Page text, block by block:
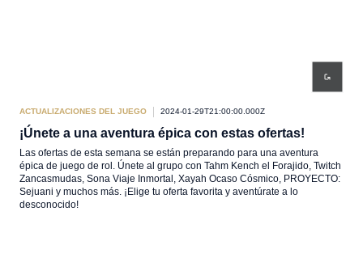
ACTUALIZACIONES DEL JUEGO 2024-01-29T21:00:00.000Z
¡Únete a una aventura épica con estas ofertas!
Las ofertas de esta semana se están preparando para una aventura
épica de juego de rol. Únete al grupo con Tahm Kench el Forajido, Twitch
Zancasmudas, Sona Viaje Inmortal, Xayah Ocaso Cósmico, PROYECTO:
Sejuani y muchos más. ¡Elige tu oferta favorita y aventúrate a lo
desconocido!